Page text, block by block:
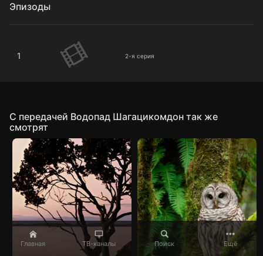
Главная ТВ-каналы Поиск Ещё
Эпизоды
1 2-я серия
C передачей Водопад Шагацикомдон так же
смотрят